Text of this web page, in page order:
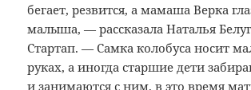
бегает, резвится, а мамаша Верка
малыша, — рассказала Наталья
Стартап. — Самка колобуса носит
руках, а иногда старшие дети
и занимаются с ним, в это время